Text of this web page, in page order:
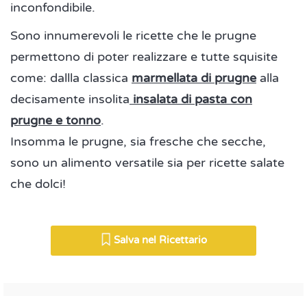
inconfondibile.
Sono innumerevoli le ricette che le prugne
permettono di poter realizzare e tutte squisite
come: dallla classica marmellata di prugnealla
decisamente insolita insalata di pasta con
prugne e tonno.
Insomma le prugne, sia fresche che secche,
sono un alimento versatile sia per ricette salate
che dolci!
Salva nel Ricettario